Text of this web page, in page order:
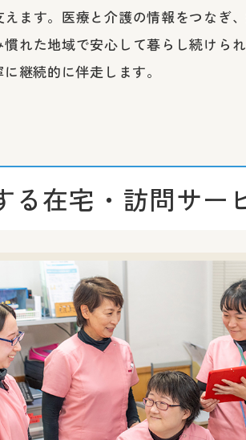
えます。医療と介護の情報をつなぎ
慣れた地域で安心して暮らし続けら
継続的に伴走します。
る在宅・訪問サー